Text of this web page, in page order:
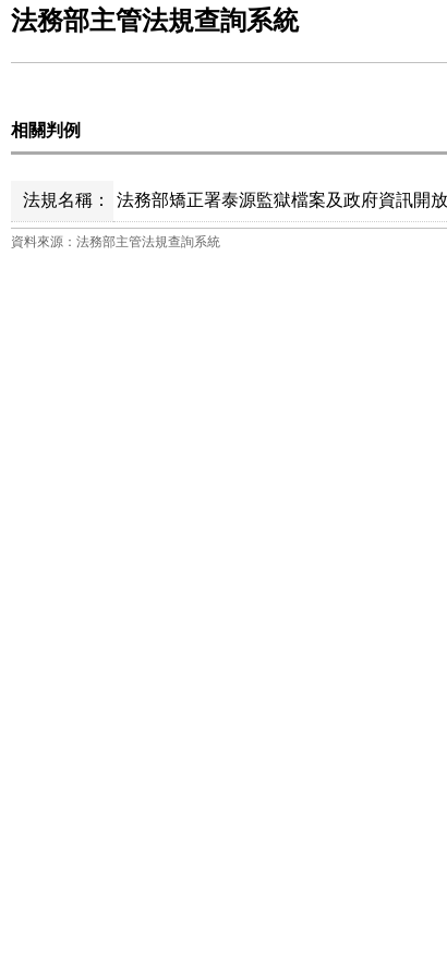
法務部主管法規查詢系統
相關判例
法規名稱： 法務部矯正署泰源監獄檔案及政府資訊開
資料來源：法務部主管法規查詢系統